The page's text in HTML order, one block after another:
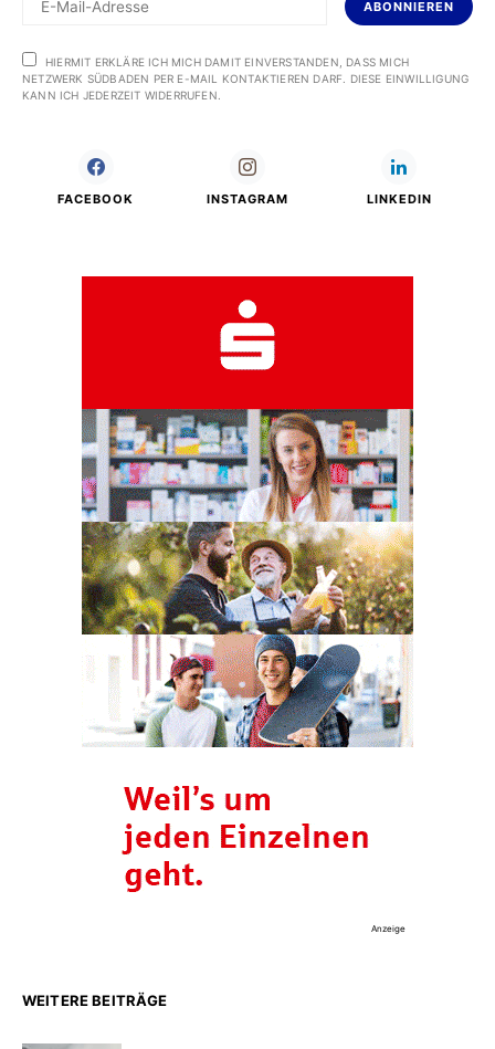
ABONNIEREN
HIERMIT ERKLÄRE ICH MICH DAMIT EINVERSTANDEN, DASS MICH
NETZWERK SÜDBADEN PER E-MAIL KONTAKTIEREN DARF. DIESE EINWILLIGUNG
KANN ICH JEDERZEIT WIDERRUFEN.
FACEBOOK INSTAGRAM LINKEDIN
Anzeige
WEITERE BEITRÄGE